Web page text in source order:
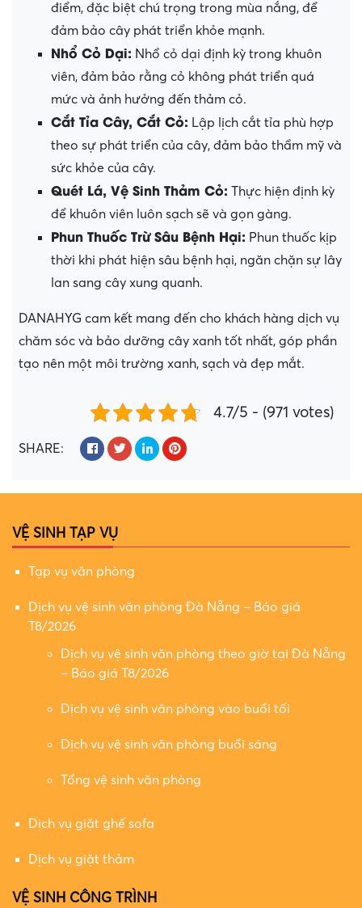
điểm, đặc biệt chú trọng trong mùa nắng, để
đảm bảo cây phát triển khỏe mạnh.
Nhổ Cỏ Dại: Nhổ cỏ dại định kỳ trong khuôn
viên, đảm bảo rằng cỏ không phát triển quá
mức và ảnh hưởng đến thảm cỏ.
Cắt Tỉa Cây, Cắt Cỏ: Lập lịch cắt tỉa phù hợp
theo sự phát triển của cây, đảm bảo thẩm mỹ và
sức khỏe của cây.
Quét Lá, Vệ Sinh Thảm Cỏ: Thực hiện định kỳ
để khuôn viên luôn sạch sẽ và gọn gàng.
Phun Thuốc Trừ Sâu Bệnh Hại: Phun thuốc kịp
thời khi phát hiện sâu bệnh hại, ngăn chặn sự lây
lan sang cây xung quanh.
DANAHYG cam kết mang đến cho khách hàng dịch vụ
chăm sóc và bảo dưỡng cây xanh tốt nhất, góp phần
tạo nên một môi trường xanh, sạch và đẹp mắt.
4.7/5 - (971 votes)
SHARE:
VỆ SINH TẠP VỤ
Tạp vụ văn phòng
Dịch vụ vệ sinh văn phòng Đà Nẵng – Báo giá
T8/2026
Dịch vụ vệ sinh văn phòng theo giờ tại Đà Nẵng
– Báo giá T8/2026
Dịch vụ vệ sinh văn phòng vào buổi tối
Dịch vụ vệ sinh văn phòng buổi sáng
Tổng vệ sinh văn phòng
Dịch vụ giặt ghế sofa
Dịch vụ giặt thảm
VỆ SINH CÔNG TRÌNH